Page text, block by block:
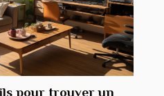
pour trouver un